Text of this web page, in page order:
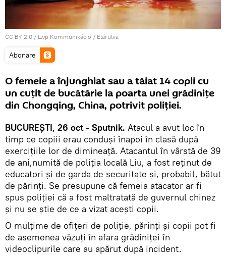
CC BY 2.0 / Lwp Kommunikáció / Elárulva
Abonare
O femeie a înjunghiat sau a tăiat 14 copii cu
un cuțit de bucătărie la poarta unei grădinițe
din Chongqing, China, potrivit poliției.
BUCUREȘTI, 26 oct - Sputnik. Atacul a avut loc în
timp ce copiii erau conduși înapoi în clasă după
exercițiile lor de dimineață. Atacantul în vârstă de 39
de ani,numită de poliția locală Liu, a fost reținut de
educatori și de garda de securitate și, probabil, bătut
de părinți. Se presupune că femeia atacator ar fi
spus poliției că a fost maltratată de guvernul chinez
și nu se știe de ce a vizat acești copii.
O mulțime de ofițeri de poliție, părinți și copii pot fi
de asemenea văzuți în afara grădiniței în
videoclipurile care au apărut după incident.